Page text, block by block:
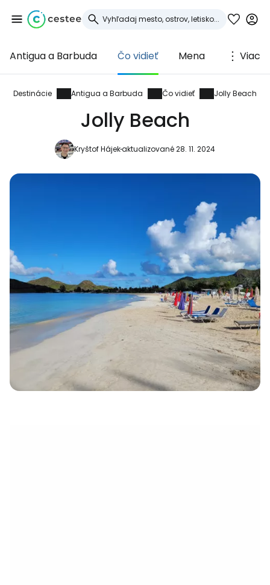
Antigua a Barbuda Čo vidieť Mena Viac
Destinácie Antigua a Barbuda Čo vidieť Jolly Beach
Jolly Beach
Kryštof Hájekaktualizované 28. 11. 2024
Prihláste sa do
služby Cestee
... celosvetovej komunity cestovateľov
Pokračovať na Facebooku
Pokračovať s e-mailom